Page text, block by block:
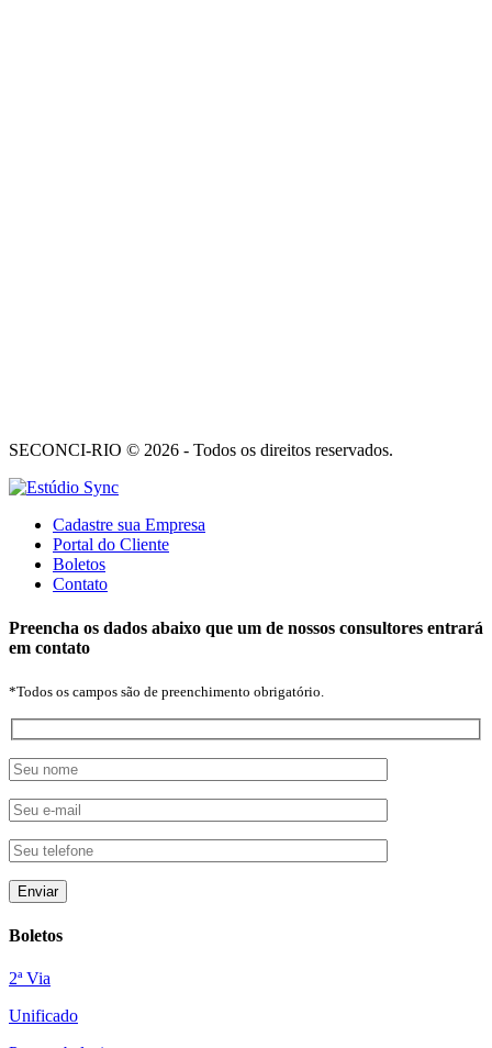
SECONCI-RIO © 2026 - Todos os direitos reservados.
Cadastre sua Empresa
Portal do Cliente
Boletos
Contato
Preencha os dados abaixo que um de nossos consultores entrará
em contato
*Todos os campos são de preenchimento obrigatório.
Boletos
2ª Via
Unificado